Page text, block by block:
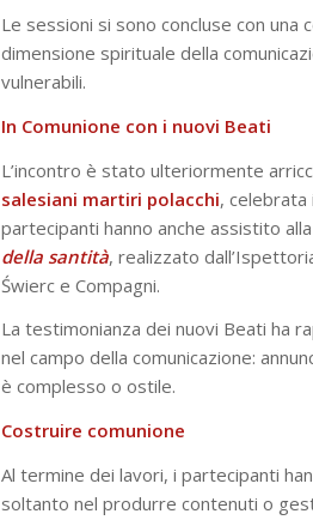
Le sessioni si sono concluse con una
dimensione spirituale della
vulnerabili.
In Comunione con i nuovi Beati
L’incontro è stato ulteriormente
salesiani martiri polacchi, celebrata
partecipanti hanno anche assistito alla
della santità, realizzato
Świerc e Compagni.
La testimonianza dei nuovi Beati ha
nel campo della comunicazione:
è complesso o ostile.
Costruire comunione
Al termine dei lavori, i partecipanti
soltanto nel produrre contenuti o